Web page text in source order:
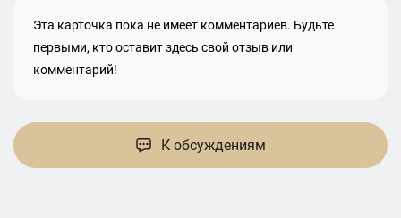
Эта карточка пока не имеет комментариев. Будьте
первыми, кто оставит здесь свой отзыв или
комментарий!
К обсуждениям